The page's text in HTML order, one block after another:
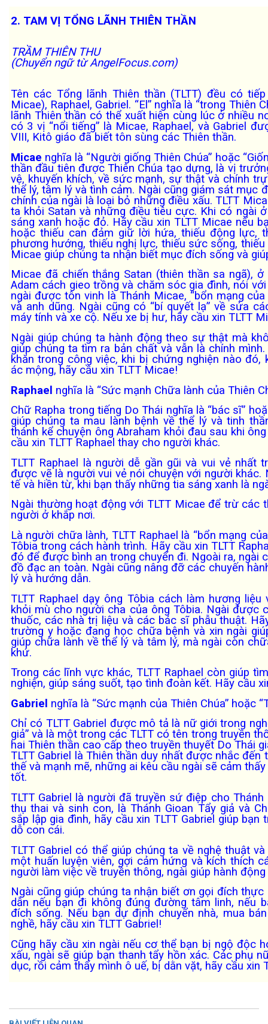
2. TAM VỊ TỔNG LÃNH THIÊN THẦN
TRẦM THIÊN THU
(Chuyển ngữ từ AngelFocus.com)
Tên các Tổng lãnh Thiên thần (TLTT) đều có
Micae), Raphael, Gabriel. “El” nghĩa là “trong Thiên
lãnh Thiên thần có thể xuất hiện cùng lúc ở nhiều
có 3 vị “nổi tiếng” là Micae, Raphael, và Gabriel
VIII, Kitô giáo đã biết tôn sùng các Thiên thần.
Micae nghĩa là “Người giống Thiên Chúa” hoặc
thần đầu tiên được Thiên Chúa tạo dựng, là vị
vệ, khuyến khích, về sức mạnh, sự thật và chính
thể lý, tâm lý và tình cảm. Ngài cũng giám sát mục
chính của ngài là loại bỏ những điều xấu. TLTT
ta khỏi Satan và những điều tiêu cực. Khi có ngài
sáng xanh hoặc đỏ. Hãy cầu xin TLTT Micae nếu
hoặc thiếu can đảm giữ lời hứa, thiếu động lực,
phương hướng, thiếu nghị lực, thiếu sức sống,
Micae giúp chúng ta nhận biết mục đích sống và
Micae đã chiến thắng Satan (thiên thần sa ngã),
Adam cách gieo trồng và chăm sóc gia đình, nói
ngài được tôn vinh là Thánh Micae, “bổn mạng
và anh dũng. Ngài cũng có “bí quyết lạ” về sửa
máy tính và xe cộ. Nếu xe bị hư, hãy cầu xin TLTT
Ngài giúp chúng ta hành động theo sự thật mà
giúp chúng ta tìm ra bản chất và vẫn là chính
khăn trong công việc, khi bị chứng nghiện nào đó,
ác mộng, hãy cầu xin TLTT Micae!
Raphael nghĩa là “Sức mạnh Chữa lành của Thiên
Chữ Rapha trong tiếng Do Thái nghĩa là “bác sĩ”
giúp chúng ta mau lành bệnh về thể lý và tinh
thánh kể chuyện ông Abraham khỏi đau sau khi
cầu xin TLTT Raphael thay cho người khác.
TLTT Raphael là người dễ gần gũi và vui vẻ nhất
được vẽ là người vui vẻ nói chuyện với người
tế và hiền từ, khi bạn thấy những tia sáng xanh là
Ngài thường hoạt động với TLTT Micae để trừ các
người ở khắp nơi.
Là người chữa lành, TLTT Raphael là “bổn mạng
Tôbia trong cách hành trình. Hãy cầu xin TLTT
đó để được bình an trong chuyến đi. Ngoài ra, ngài
đồ đạc an toàn. Ngài cũng nâng đỡ các chuyến
lý và hướng dẫn.
TLTT Raphael dạy ông Tôbia cách làm hương
khỏi mù cho người cha của ông Tôbia. Ngài được
thuốc, các nhà trị liệu và các bác sĩ phẫu thuật.
trường y hoặc đang học chữa bệnh và xin ngài
giúp chữa lành về thể lý và tâm lý, mà ngài còn
khứ.
Trong các lĩnh vực khác, TLTT Raphael còn giúp
nghiện, giúp sáng suốt, tạo tình đoàn kết. Hãy cầu
Gabriel nghĩa là “Sức mạnh của Thiên Chúa” hoặc
Chỉ có TLTT Gabriel được mô tả là nữ giới trong
giả” và là một trong các TLTT có tên trong truyền
hai Thiên thần cao cấp theo truyền thuyết Do Thái
TLTT Gabriel là Thiên thần duy nhất được nhắc đến
thế và mạnh mẽ, những ai kêu cầu ngài sẽ cảm
tốt.
TLTT Gabriel là người đã truyền sứ điệp cho
thụ thai và sinh con, là Thánh Gioan Tẩy giả và
sắp lập gia đình, hãy cầu xin TLTT Gabriel giúp
dỗ con cái.
TLTT Gabriel có thể giúp chúng ta về nghệ thuật
một huấn luyện viên, gợi cảm hứng và kích thích
người làm việc về truyền thông, ngài giúp hành
Ngài cũng giúp chúng ta nhận biết ơn gọi đích
dẫn nếu bạn đi không đúng đường tâm linh, nếu
đích sống. Nếu bạn dự định chuyển nhà, mua
nghề, hãy cầu xin TLTT Gabriel!
Cũng hãy cầu xin ngài nếu cơ thể bạn bị ngộ độc
xấu, ngài sẽ giúp bạn thanh tẩy hồn xác. Các phụ
dục, rồi cảm thấy mình ô uế, bị dằn vặt, hãy cầu xin